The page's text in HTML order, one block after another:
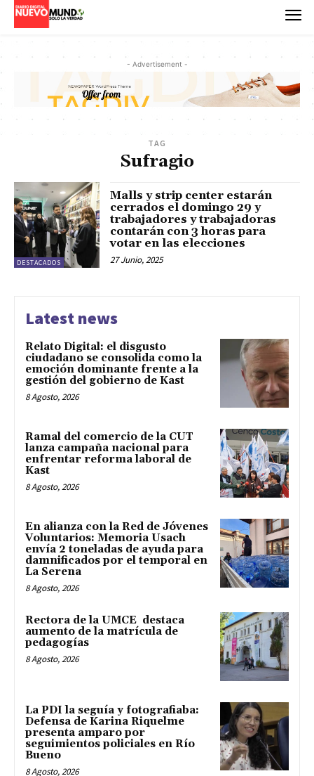
- Advertisement -
TAG
Sufragio
DESTACADOS
Malls y strip center estarán
cerrados el domingo 29 y
trabajadores y trabajadoras
contarán con 3 horas para
votar en las elecciones
27 Junio, 2025
Latest news
Relato Digital: el disgusto
ciudadano se consolida como la
emoción dominante frente a la
gestión del gobierno de Kast
8 Agosto, 2026
Ramal del comercio de la CUT
lanza campaña nacional para
enfrentar reforma laboral de
Kast
8 Agosto, 2026
En alianza con la Red de Jóvenes
Voluntarios: Memoria Usach
envía 2 toneladas de ayuda para
damnificados por el temporal en
La Serena
8 Agosto, 2026
Rectora de la UMCE destaca
aumento de la matrícula de
pedagogías
8 Agosto, 2026
La PDI la seguía y fotografiaba:
Defensa de Karina Riquelme
presenta amparo por
seguimientos policiales en Río
Bueno
8 Agosto, 2026